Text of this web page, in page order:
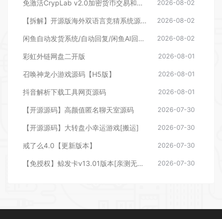
免激活CrypLab v2.0加密货币交易和拍卖系统源码，前台新增中文后台全部汉化 2026-08-02
【拆解】开源版海外双语言竞猜系统源码 2026-08-02
闲鱼自动发货系统/自动回复/闲鱼AI回复系统源码 2026-08-02
彩虹外链网盘二开版 2026-08-01
召唤神龙小游戏源码【H5版】 2026-08-01
抖音解析下载工具网页源码 2026-08-01
【开源源码】高颜值匿名聊天室源码 2026-07-30
【开源源码】大转盘小幸运游戏[搬运] 2026-07-30
戒了么4.0【更新版本】 2026-07-30
【免授权】鲸发卡v13.01版本[亲测无后门] 2026-07-30